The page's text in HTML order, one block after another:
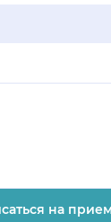
на прием